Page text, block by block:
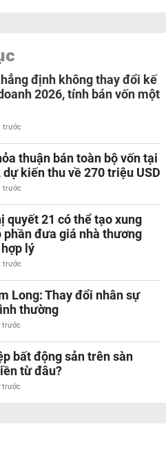
định không thay đổi kế
2026, tính bán vốn một
trước
thuận bán toàn bộ vốn tại
dự kiến thu về 270 triệu USD
trước
quyết 21 có thể tạo xung
phần đưa giá nhà thương
lý
trước
Long: Thay đổi nhân sự
thường
trước
bất động sản trên sàn
từ đâu?
trước